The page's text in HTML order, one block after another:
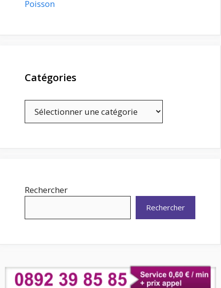
Poisson
Catégories
Rechercher
Rechercher